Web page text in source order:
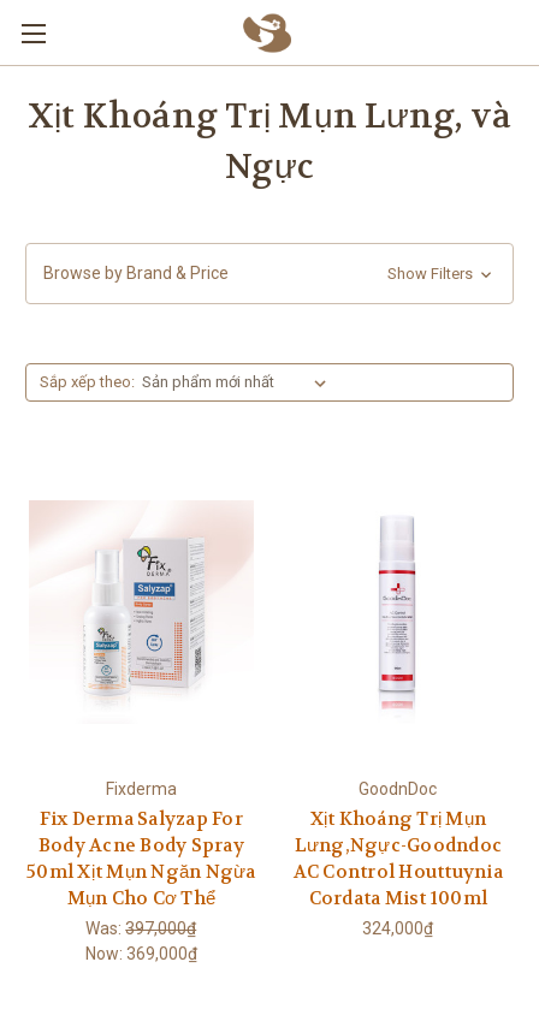
Skip to main content
Xịt Khoáng Trị Mụn Lưng, và
Ngực
Browse by Brand & Price Show Filters
Sắp xếp theo:
Fixderma
Fix Derma Salyzap For
Body Acne Body Spray
50ml Xịt Mụn Ngăn Ngừa
Mụn Cho Cơ Thể
Was:397,000₫
Now: 369,000₫
GoodnDoc
Xịt Khoáng Trị Mụn
Lưng,Ngực-Goodndoc
AC Control Houttuynia
Cordata Mist 100ml
324,000₫